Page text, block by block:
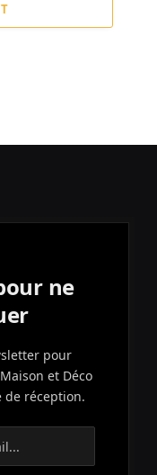
ne
pour
et Déco
de réception.